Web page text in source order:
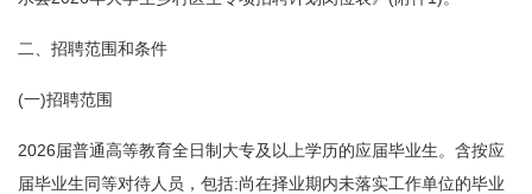
二、招聘范围和条件
(一)招聘范围
2026届普通高等教育全日制大专及以上学历的应届毕业生。含按应
届毕业生同等对待人员，包括:尚在择业期内未落实工作单位的毕业